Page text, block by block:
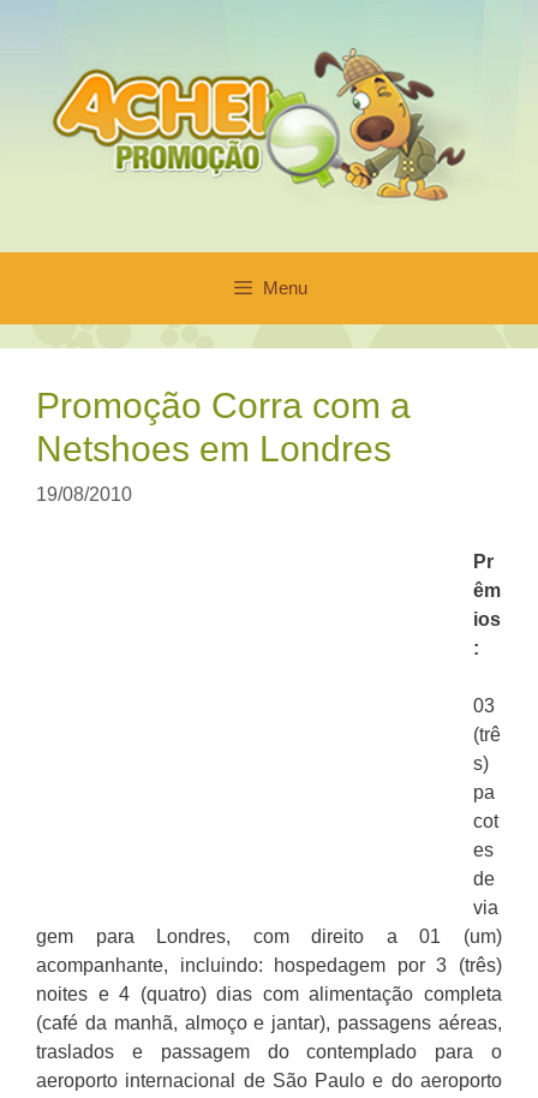
conteúdo
Menu
Promoção Corra com a
Netshoes em Londres
19/08/2010
Pr
êm
ios
:
03
(trê
s)
pa
cot
es
de
via
gem para Londres, com direito a 01 (um)
acompanhante, incluindo: hospedagem por 3 (três)
noites e 4 (quatro) dias com alimentação completa
(café da manhã, almoço e jantar), passagens aéreas,
traslados e passagem do contemplado para o
aeroporto internacional de São Paulo e do aeroporto